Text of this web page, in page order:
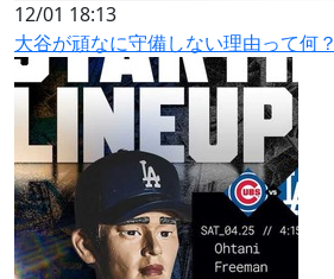
12/01 18:13
大谷が頑なに守備しない理由って何？